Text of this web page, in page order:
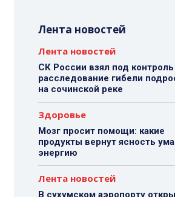
Лента новостей
Лента новостей
СК России взял под контроль
расследование гибели
на сочинской реке
Здоровье
Мозг просит помощи: какие
продукты вернут ясность
энергию
Лента новостей
В сухумском аэропорту